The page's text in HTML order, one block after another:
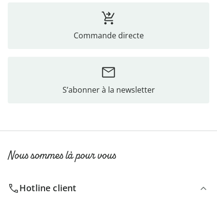
Commande directe
S’abonner à la newsletter
Nous sommes là pour vous
Hotline client